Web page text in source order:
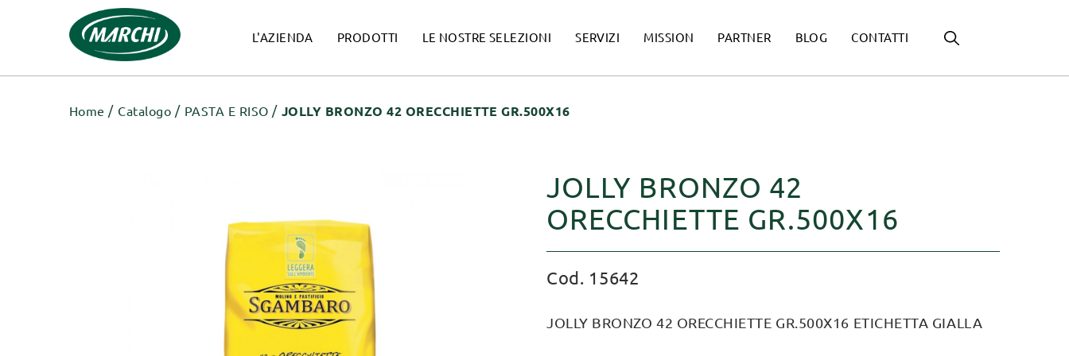
L'AZIENDA PRODOTTI LE NOSTRE SELEZIONI SERVIZI MISSION PARTNER BLOG CONTATTI
Home Catalogo PASTA E RISO JOLLY BRONZO 42 ORECCHIETTE GR.500X16
JOLLY BRONZO 42
ORECCHIETTE GR.500X16
Cod. 15642
JOLLY BRONZO 42 ORECCHIETTE GR.500X16 ETICHETTA GIALLA